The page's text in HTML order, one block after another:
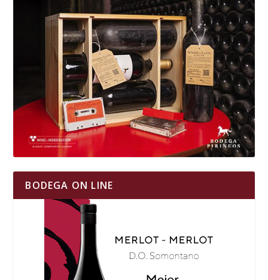
BODEGA ON LINE